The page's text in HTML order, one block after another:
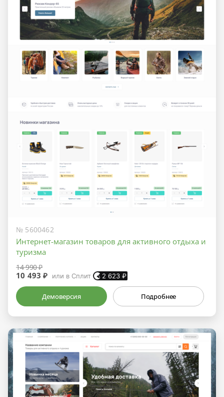
№ 5600462
Интернет-магазин товаров для активного отдыха и
туризма
14 990 ₽
10 493 ₽ или в Сплит 2 623₽
Демоверсия Подробнее